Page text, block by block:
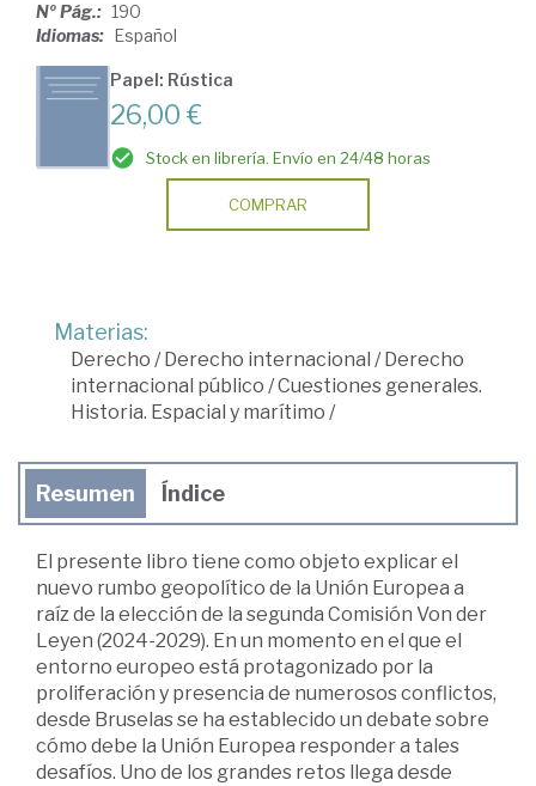
Nº Pág.: 190
Idiomas: Español
Papel: Rústica
26,00 €
Stock en librería. Envío en 24/48 horas
COMPRAR
Materias:
Derecho / Derecho internacional / Derecho
internacional público /Cuestiones generales.
Historia. Espacial y marítimo /
Resumen Índice
El presente libro tiene como objeto explicar el
nuevo rumbo geopolítico de la Unión Europea a
raíz de la elección de la segunda Comisión Von der
Leyen (2024-2029). En un momento en el que el
entorno europeo está protagonizado por la
proliferación y presencia de numerosos conflictos,
desde Bruselas se ha establecido un debate sobre
cómo debe la Unión Europea responder a tales
desafíos. Uno de los grandes retos llega desde